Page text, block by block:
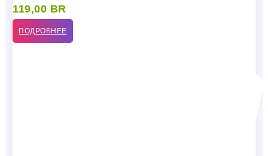
119,00 BR
ПОДРОБНЕЕ